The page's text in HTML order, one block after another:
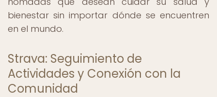
bienestar sin importar dónde se encuentren
en el mundo.
Strava: Seguimiento de
Actividades y Conexión con la
Comunidad